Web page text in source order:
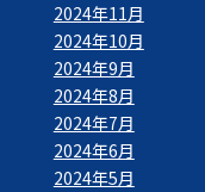
2024年11月
2024年10月
2024年9月
2024年8月
2024年7月
2024年6月
2024年5月